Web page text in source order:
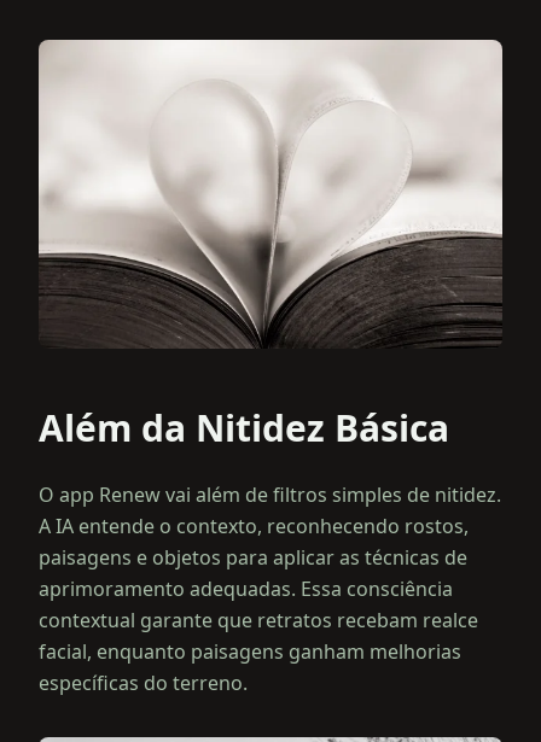
Além da Nitidez Básica
O app Renew vai além de filtros simples de nitidez.
A IA entende o contexto, reconhecendo rostos,
paisagens e objetos para aplicar as técnicas de
aprimoramento adequadas. Essa consciência
contextual garante que retratos recebam realce
facial, enquanto paisagens ganham melhorias
específicas do terreno.